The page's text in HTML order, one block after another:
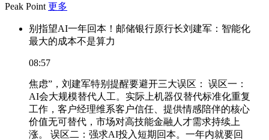
Peak Point 更多
别指望AI一年回本！邮储银行原行长刘建军：智能化
最大的成本不是算力
08:57
焦虑”，刘建军特别提醒要避开三大误区： 误区一：
AI会大规模替代人工。实际上机器仅替代标准化重复
工作，客户经理维系客户信任、提供情感陪伴的核心
价值无可替代，市场对高技能金融人才需求持续上
涨。 误区二：强求AI投入短期回本。一年内就要回